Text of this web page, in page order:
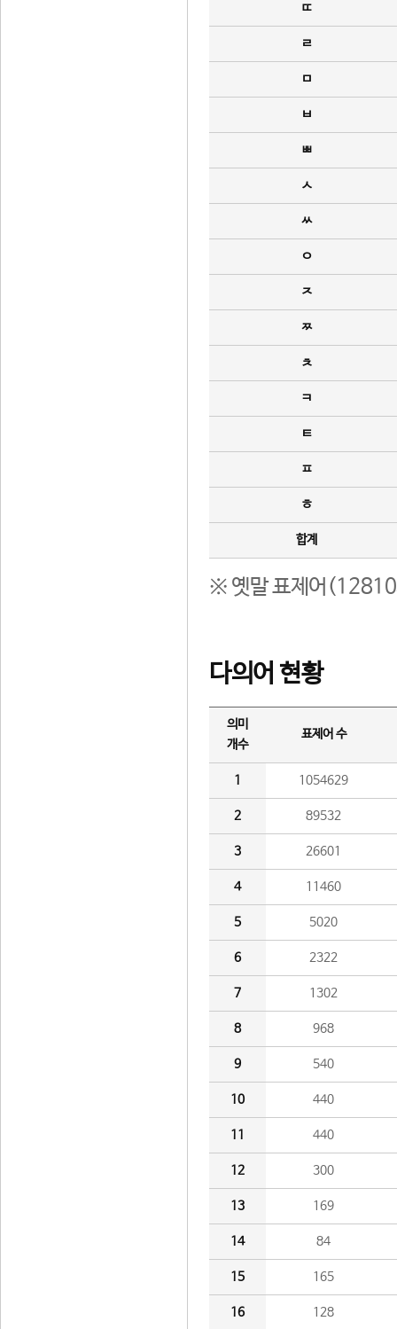
ㄸ
ㄹ
ㅁ
ㅂ
ㅃ
ㅅ
ㅆ
ㅇ
ㅈ
ㅉ
ㅊ
ㅋ
ㅌ
ㅍ
ㅎ
합계
※ 옛말 표제어(12810
다의어 현황
의미
개수
표제어 수
1 1054629
2 89532
3 26601
4 11460
5 5020
6 2322
7 1302
8 968
9 540
10 440
11 440
12 300
13 169
14 84
15 165
16 128